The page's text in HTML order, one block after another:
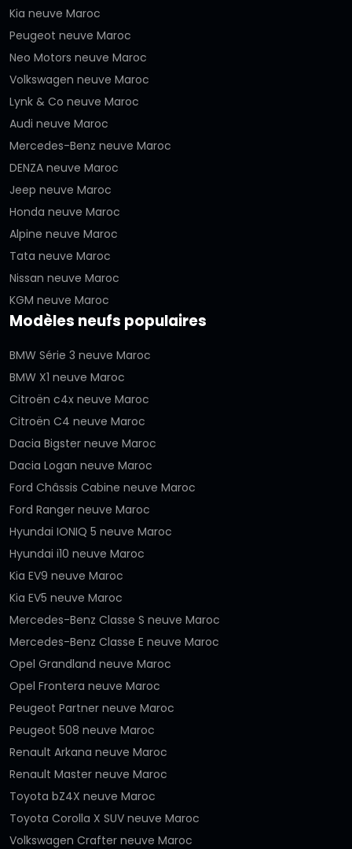
Kia neuve Maroc
Peugeot neuve Maroc
Neo Motors neuve Maroc
Volkswagen neuve Maroc
Lynk & Co neuve Maroc
Audi neuve Maroc
Mercedes-Benz neuve Maroc
DENZA neuve Maroc
Jeep neuve Maroc
Honda neuve Maroc
Alpine neuve Maroc
Tata neuve Maroc
Nissan neuve Maroc
KGM neuve Maroc
Modèles neufs populaires
BMW Série 3 neuve Maroc
BMW X1 neuve Maroc
Citroën c4x neuve Maroc
Citroën C4 neuve Maroc
Dacia Bigster neuve Maroc
Dacia Logan neuve Maroc
Ford Châssis Cabine neuve Maroc
Ford Ranger neuve Maroc
Hyundai IONIQ 5 neuve Maroc
Hyundai i10 neuve Maroc
Kia EV9 neuve Maroc
Kia EV5 neuve Maroc
Mercedes-Benz Classe S neuve Maroc
Mercedes-Benz Classe E neuve Maroc
Opel Grandland neuve Maroc
Opel Frontera neuve Maroc
Peugeot Partner neuve Maroc
Peugeot 508 neuve Maroc
Renault Arkana neuve Maroc
Renault Master neuve Maroc
Toyota bZ4X neuve Maroc
Toyota Corolla X SUV neuve Maroc
Volkswagen Crafter neuve Maroc